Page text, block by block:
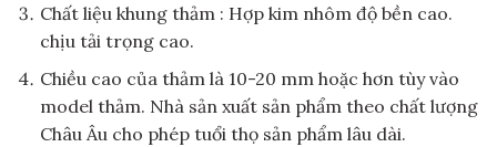
Chất liệu khung thảm : Hợp kim nhôm độ bền cao.
chịu tải trọng cao.
Chiều cao của thảm là 10-20 mm hoặc hơn tùy vào
model thảm. Nhà sản xuất sản phẩm theo chất lượng
Châu Âu cho phép tuổi thọ sản phẩm lâu dài.